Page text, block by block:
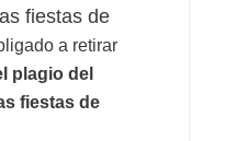
fiestas de
a retirar
plagio del
fiestas de